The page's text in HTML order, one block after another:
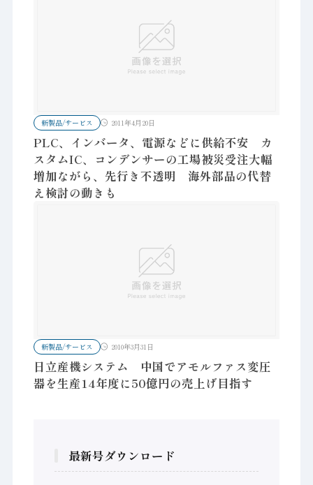
新製品/サービス 2011年4月20日
PLC、インバータ、電源などに供給不安 カ
スタムIC、コンデンサーの工場被災受注大幅
増加ながら、先行き不透明 海外部品の代替
え検討の動きも
新製品/サービス 2010年3月31日
日立産機システム 中国でアモルファス変圧
器を生産14年度に50億円の売上げ目指す
最新号ダウンロード